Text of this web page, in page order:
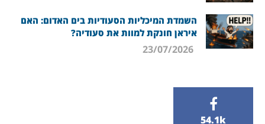
השמדת המיכליות הסעודיות בים האדום: האם
איראן חונקת למוות את סעודיה?
54.1k